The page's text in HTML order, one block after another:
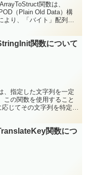
関数は、
（Plain Old Data）構
より、「バイト」配列
関数について
、指定した文字列を一定
この関数を使用すること
じてその文字列を特定の
関数につ